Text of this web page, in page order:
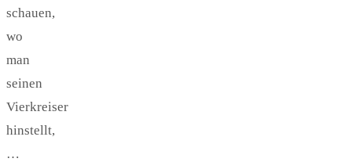
schauen,
wo
man
seinen
Vierkreiser
hinstellt,
…